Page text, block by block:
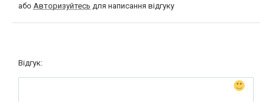
або Авторизуйтесь для написання відгуку
Відгук: